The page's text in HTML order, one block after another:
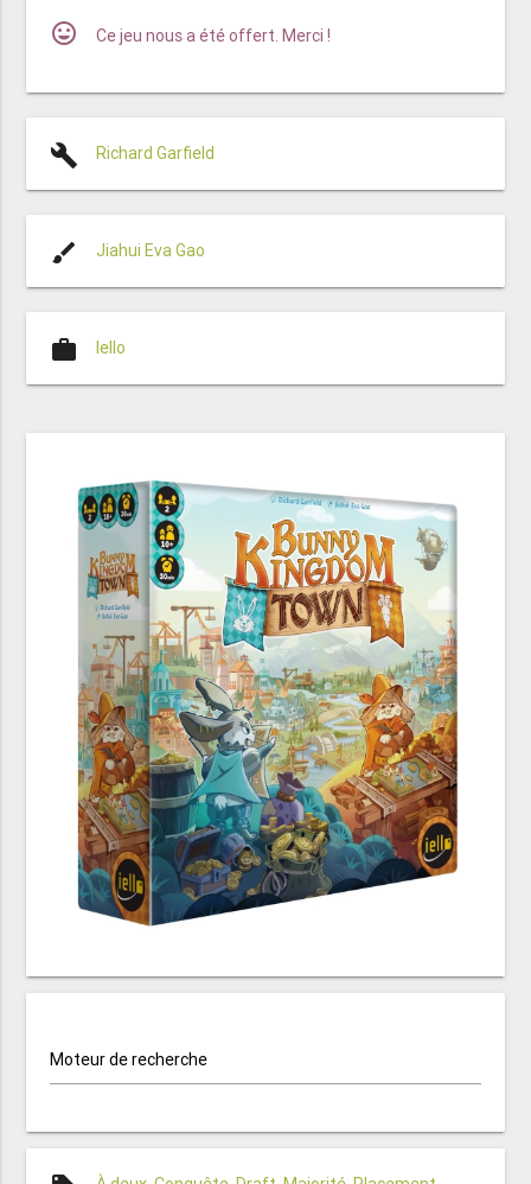
mood Ce jeu nous a été offert. Merci !
build Richard Garfield
brush Jiahui Eva Gao
work Iello
Moteur de recherche